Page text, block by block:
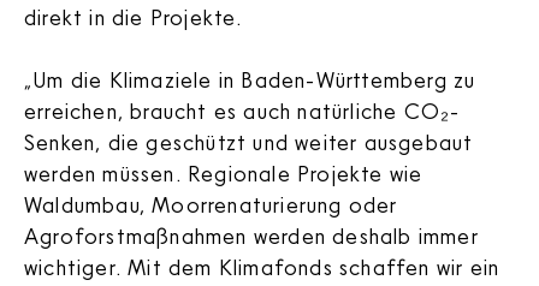
direkt in die Projekte.
„Um die Klimaziele in Baden-Württemberg zu
erreichen, braucht es auch natürliche CO₂-
Senken, die geschützt und weiter ausgebaut
werden müssen. Regionale Projekte wie
Waldumbau, Moorrenaturierung oder
Agroforstmaßnahmen werden deshalb immer
wichtiger. Mit dem Klimafonds schaffen wir ein